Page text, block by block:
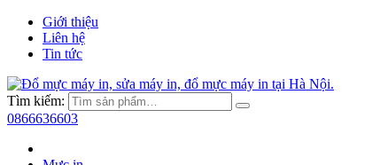
Giới thiệu
Liên hệ
Tin tức
Tìm kiếm:
0866636603